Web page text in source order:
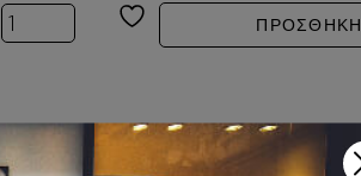
Inspired by ANIMALIQUE ποσότητα
ΠΡΟΣΘΗΚΗ